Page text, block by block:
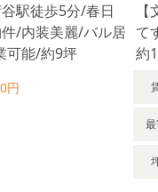
谷駅徒歩5分/春日
/内装美麗/バル居
可能/約9坪
円
て
約